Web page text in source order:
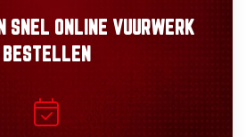
SNEL ONLINE VUURWERK
BESTELLEN